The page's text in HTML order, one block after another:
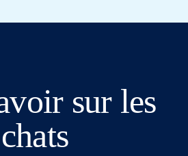
sur les
chats